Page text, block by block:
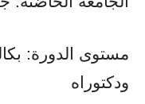
مستوى الدورة:
ودكتوراه